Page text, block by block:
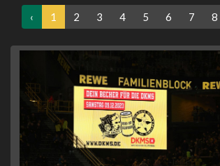
‹ 1 2 3 4 5 6 7 8